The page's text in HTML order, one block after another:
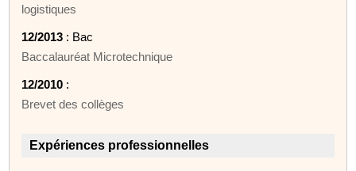
logistiques
12/2013 : Bac
Baccalauréat Microtechnique
12/2010 :
Brevet des collèges
Expériences professionnelles